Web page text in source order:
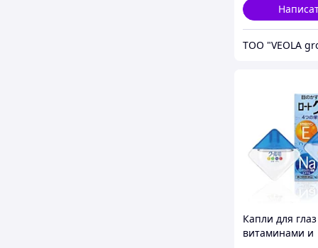
ТОО "VEOLA
Капли для
витаминами и